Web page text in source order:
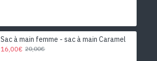
Sac à main femme - sac à main Caramel
16,00€ 20,00€